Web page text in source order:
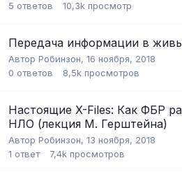
5 ответов 10,3k просмотр
Передача информации в
Автор Робинзон, 16 ноября, 2018
0 ответов 8,5k просмотров
Настоящие X-Files: Как ФБР
НЛО (лекция М. Герштейна)
Автор Робинзон, 13 ноября, 2018
1 ответ 7,4k просмотров